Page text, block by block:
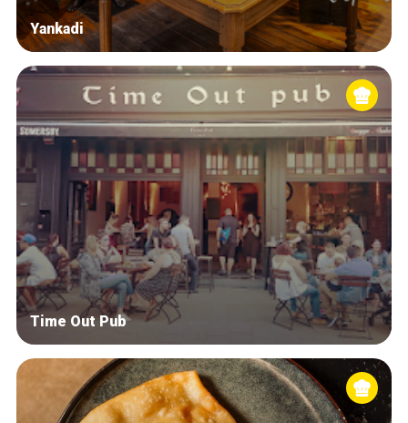
Yankadi
Time Out Pub